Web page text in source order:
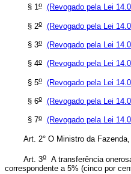
§ 1o (Revogado pela Lei
§ 2o (Revogado pela Lei
§ 3o (Revogado pela Lei
§ 4o (Revogado pela Lei
§ 5o (Revogado pela Lei
§ 6o (Revogado pela Lei
§ 7o (Revogado pela Lei
Art. 2° O Ministro da Fazenda,
Art. 3o
A transferência
correspondente a 5% (cinco por